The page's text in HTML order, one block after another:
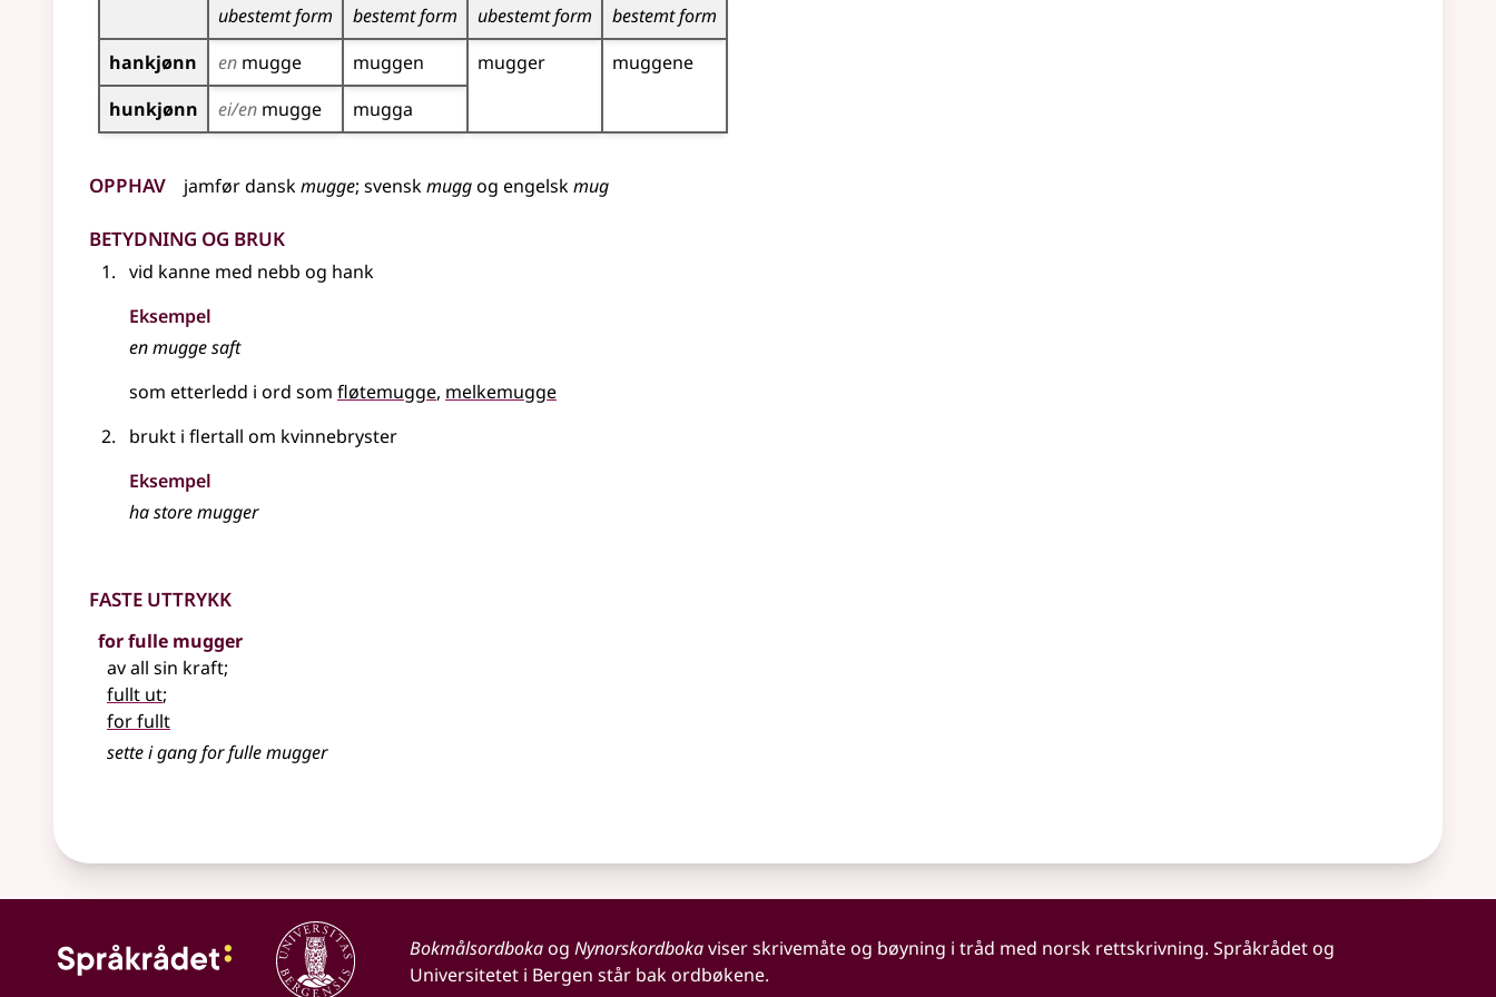
ubestemt form
bestemt form ubestemt form
bestemt form
hankjønn
en mugge muggen mugger
muggene
hunkjønn
ei/en mugge mugga
Opphav jamførdanskmugge; svenskmuggog engelskmug
Betydning og bruk
vid kanne med nebb og hank
Eksempel
enmuggesaft
som etterledd i ord som fløtemugge melkemugge
brukt i flertall om kvinnebryster
Eksempel
ha store mugger
Faste uttrykk
for fulle mugger
av all sin kraft;
fullt ut;
for fullt
sette i gang for fulle mugger
Bokmålsordbokaog Nynorskordbokaviser skrivemåte og bøyning i tråd med norsk rettskrivning. Språkrådet og
Universitetet i Bergen står bak ordbøkene.